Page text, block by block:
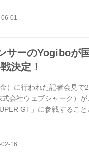
定！ また「Yogibo
か手に入らない限定デ
サーのYogiboが
決定！
）に行われた記者会見で
式会社ウェブシャーク）
GT」に参戦するこ
時に経済にも大きな影響
きております。我々は